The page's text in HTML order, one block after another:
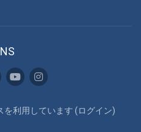
を利用しています (ログイン)